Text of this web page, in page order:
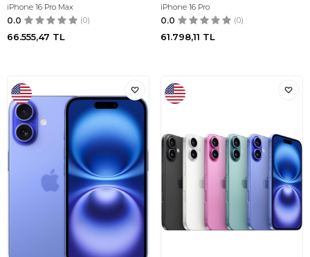
iPhone 16 Pro Max
0.0 (0)
66.555,47 TL
iPhone 16 Pro
0.0 (0)
61.798,11 TL